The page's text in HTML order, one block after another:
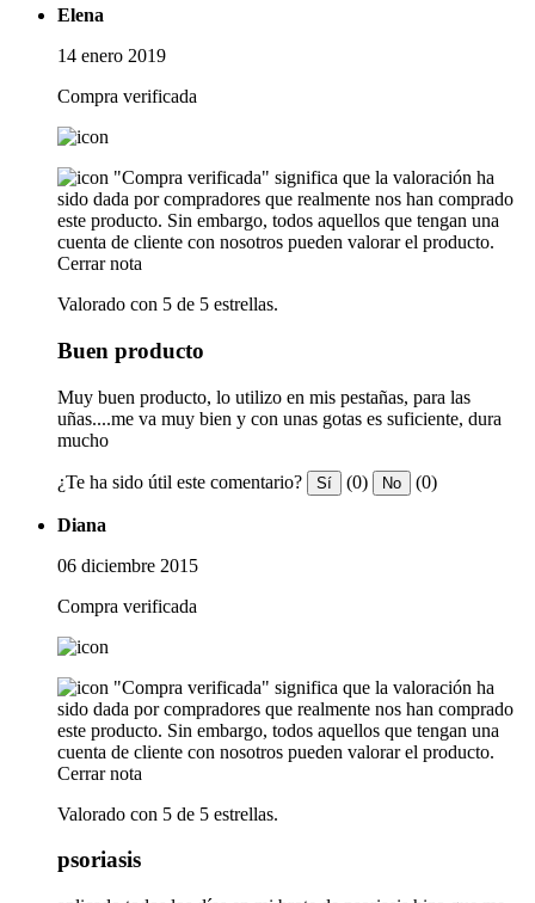
Elena
14 enero 2019
Compra verificada
"Compra verificada" significa que la valoración ha
sido dada por compradores que realmente nos han comprado
este producto. Sin embargo, todos aquellos que tengan una
cuenta de cliente con nosotros pueden valorar el producto.
Cerrar nota
Valorado con 5 de 5 estrellas.
Buen producto
Muy buen producto, lo utilizo en mis pestañas, para las
uñas....me va muy bien y con unas gotas es suficiente, dura
mucho
¿Te ha sido útil este comentario? Sí (0) No (0)
Diana
06 diciembre 2015
Compra verificada
"Compra verificada" significa que la valoración ha
sido dada por compradores que realmente nos han comprado
este producto. Sin embargo, todos aquellos que tengan una
cuenta de cliente con nosotros pueden valorar el producto.
Cerrar nota
Valorado con 5 de 5 estrellas.
psoriasis